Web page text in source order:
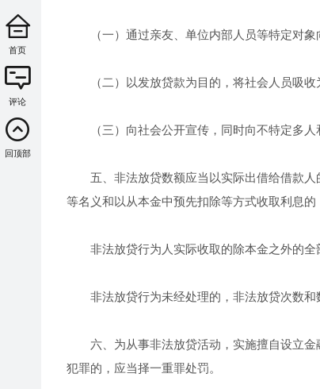
（一）通过亲友、单位内部人员等特定对象
（二）以发放贷款为目的，将社会人员吸收
（三）向社会公开宣传，同时向不特定多人
五、非法放贷数额应当以实际出借给借款人
等名义和以从本金中预先扣除等方式收取利息
非法放贷行为人实际收取的除本金之外的全
非法放贷行为未经处理的，非法放贷次数和
六、为从事非法放贷活动，实施擅自设立金
犯罪的，应当择一重罪处罚。
首页
评论
回顶部